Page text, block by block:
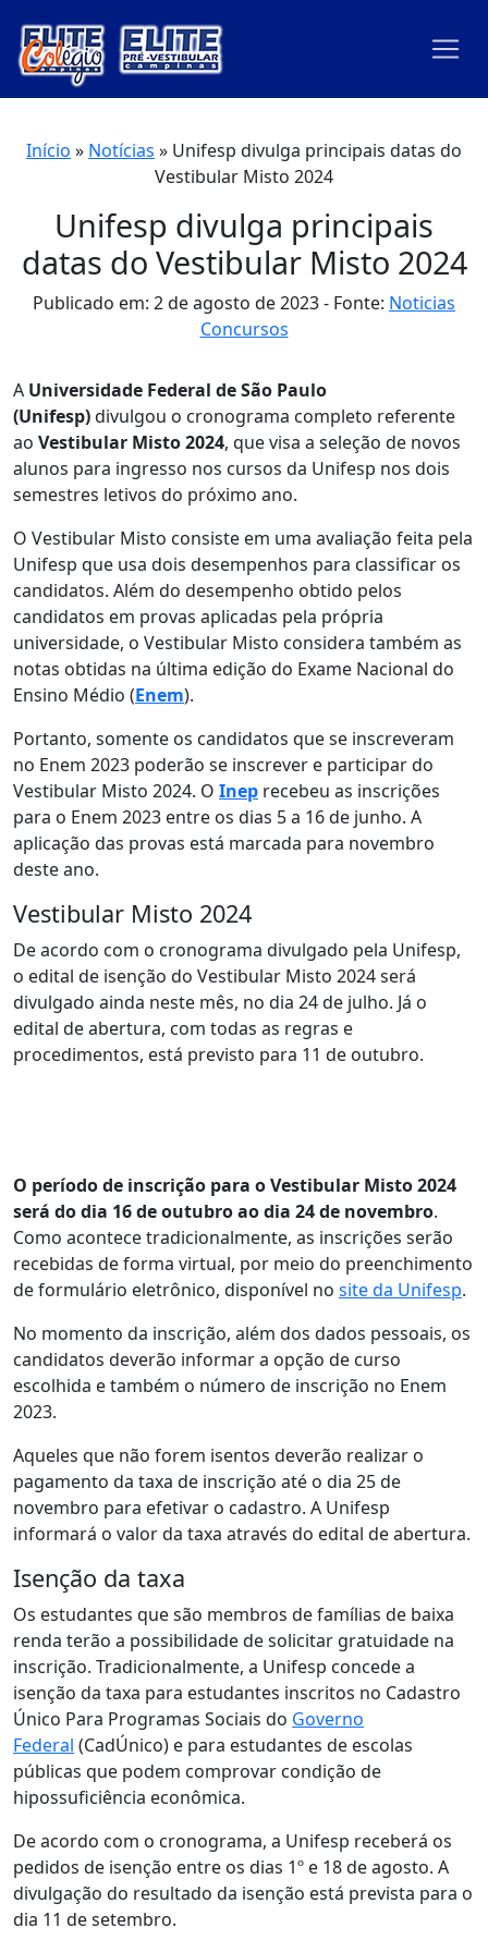
Início » Notícias » Unifesp divulga principais datas do
Vestibular Misto 2024
Unifesp divulga principais
datas do Vestibular Misto 2024
Publicado em: 2 de agosto de 2023 Fonte: Noticias
Concursos
A Universidade Federal de São Paulo
(Unifesp)divulgou o cronograma completo referente
ao Vestibular Misto 2024, que visa a seleção de novos
alunos para ingresso nos cursos da Unifesp nos dois
semestres letivos do próximo ano.
O Vestibular Misto consiste em uma avaliação feita pela
Unifesp que usa dois desempenhos para classificar os
candidatos. Além do desempenho obtido pelos
candidatos em provas aplicadas pela própria
universidade, o Vestibular Misto considera também as
notas obtidas na última edição do Exame Nacional do
Ensino Médio (Enem).
Portanto, somente os candidatos que se inscreveram
no Enem 2023 poderão se inscrever e participar do
Vestibular Misto 2024. O Inep recebeu as inscrições
para o Enem 2023 entre os dias 5 a 16 de junho. A
aplicação das provas está marcada para novembro
deste ano.
Vestibular Misto 2024
De acordo com o cronograma divulgado pela Unifesp,
o edital de isenção do Vestibular Misto 2024 será
divulgado ainda neste mês, no dia 24 de julho. Já o
edital de abertura, com todas as regras e
procedimentos, está previsto para 11 de outubro.
O período de inscrição para o Vestibular Misto 2024
será do dia 16 de outubro ao dia 24 de novembro.
Como acontece tradicionalmente, as inscrições serão
recebidas de forma virtual, por meio do preenchimento
de formulário eletrônico, disponível no site da Unifesp.
No momento da inscrição, além dos dados pessoais, os
candidatos deverão informar a opção de curso
escolhida e também o número de inscrição no Enem
2023.
Aqueles que não forem isentos deverão realizar o
pagamento da taxa de inscrição até o dia 25 de
novembro para efetivar o cadastro. A Unifesp
informará o valor da taxa através do edital de abertura.
Isenção da taxa
Os estudantes que são membros de famílias de baixa
renda terão a possibilidade de solicitar gratuidade na
inscrição. Tradicionalmente, a Unifesp concede a
isenção da taxa para estudantes inscritos no Cadastro
Único Para Programas Sociais do Governo
Federal (CadÚnico) e para estudantes de escolas
públicas que podem comprovar condição de
hipossuficiência econômica.
De acordo com o cronograma, a Unifesp receberá os
pedidos de isenção entre os dias 1º e 18 de agosto. A
divulgação do resultado da isenção está prevista para o
dia 11 de setembro.